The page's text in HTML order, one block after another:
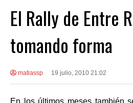
El Rally de Entre
tomando forma
matiassp 19 julio, 2010 21:02
En los últimos meses también